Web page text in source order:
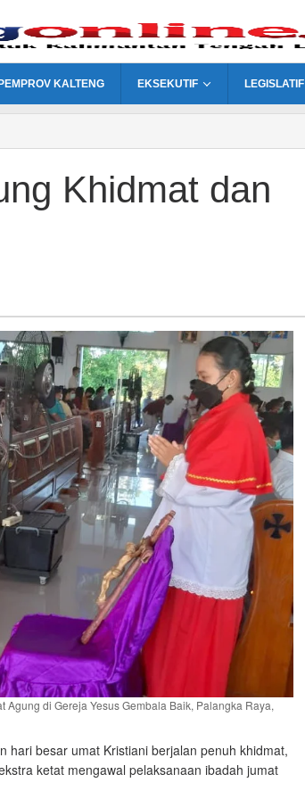
PEMPROV KALTENG EKSEKUTIF LEGISLATIF
Khidmat dan
di Gereja Yesus Gembala Baik, Palangka Raya,
hari besar umat Kristiani berjalan penuh khidmat,
ketat mengawal pelaksanaan ibadah jumat